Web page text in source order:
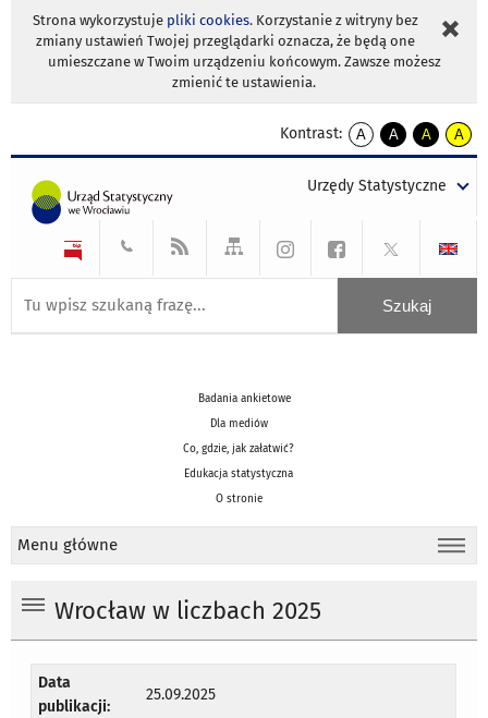
Strona wykorzystuje pliki cookies. Korzystanie z witryny bez
zmiany ustawień Twojej przeglądarki oznacza, że będą one
umieszczane w Twoim urządzeniu końcowym. Zawsze możesz
zmienić te ustawienia.
Kontrast:
A
kontrast
A
kontrast
tekst
czarnym
A
kontrast
tekst
czarnym
A
tekst
żółtym
Urzędy Statystyczne
Badania ankietowe
Dla mediów
Co, gdzie, jak załatwić?
Edukacja statystyczna
O stronie
Menu główne
Wrocław w liczbach 2025
Data
publikacji:
25.09.2025